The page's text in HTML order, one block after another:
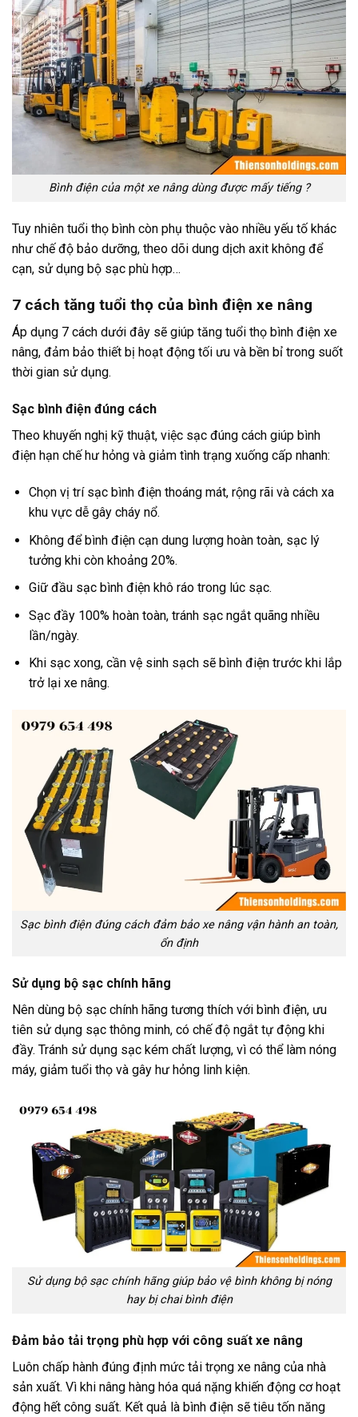
Bình điện của một xe nâng dùng được mấy tiếng ?
Tuy nhiên tuổi thọ bình còn phụ thuộc vào nhiều yếu tố khác
như chế độ bảo dưỡng, theo dõi dung dịch axit không để
cạn, sử dụng bộ sạc phù hợp…
7 cách tăng tuổi thọ của bình điện xe nâng
Áp dụng 7 cách dưới đây sẽ giúp tăng tuổi thọ bình điện xe
nâng, đảm bảo thiết bị hoạt động tối ưu và bền bỉ trong suốt
thời gian sử dụng.
Sạc bình điện đúng cách
Theo khuyến nghị kỹ thuật, việc sạc đúng cách giúp bình
điện hạn chế hư hỏng và giảm tình trạng xuống cấp nhanh:
Chọn vị trí sạc bình điện thoáng mát, rộng rãi và cách xa
khu vực dễ gây cháy nổ.
Không để bình điện cạn dung lượng hoàn toàn, sạc lý
tưởng khi còn khoảng 20%.
Giữ đầu sạc bình điện khô ráo trong lúc sạc.
Sạc đầy 100% hoàn toàn, tránh sạc ngắt quãng nhiều
lần/ngày.
Khi sạc xong, cần vệ sinh sạch sẽ bình điện trước khi lắp
trở lại xe nâng.
Sạc bình điện đúng cách đảm bảo xe nâng vận hành an toàn,
ổn định
Sử dụng bộ sạc chính hãng
Nên dùng bộ sạc chính hãng tương thích với bình điện, ưu
tiên sử dụng sạc thông minh, có chế độ ngắt tự động khi
đầy. Tránh sử dụng sạc kém chất lượng, vì có thể làm nóng
máy, giảm tuổi thọ và gây hư hỏng linh kiện.
Sử dụng bộ sạc chính hãng giúp bảo vệ bình không bị nóng
hay bị chai bình điện
Đảm bảo tải trọng phù hợp với công suất xe nâng
Luôn chấp hành đúng định mức tải trọng xe nâng của nhà
sản xuất. Vì khi nâng hàng hóa quá nặng khiến động cơ hoạt
động hết công suất. Kết quả là bình điện sẽ tiêu tốn năng